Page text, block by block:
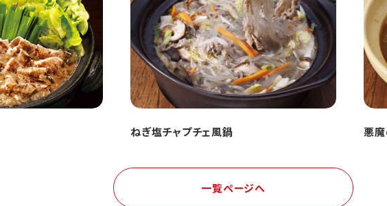
ねぎ塩チャプチェ風鍋 悪
一覧ページへ